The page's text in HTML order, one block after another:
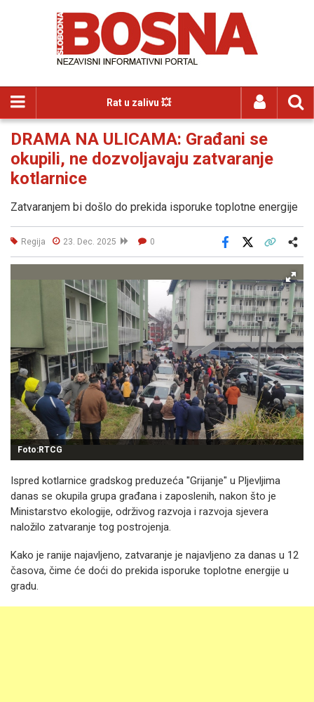
Rat u zalivu 💥
DRAMA NA ULICAMA: Građani se
okupili, ne dozvoljavaju zatvaranje
kotlarnice
Zatvaranjem bi došlo do prekida isporuke toplotne energije
Regija 23. Dec. 2025 0
Facebook
Foto:RTCG
Ispred kotlarnice gradskog preduzeća "Grijanje" u Pljevljima
danas se okupila grupa građana i zaposlenih, nakon što je
Ministarstvo ekologije, održivog razvoja i razvoja sjevera
naložilo zatvaranje tog postrojenja.
Kako je ranije najavljeno, zatvaranje je najavljeno za danas u 12
časova, čime će doći do prekida isporuke toplotne energije u
gradu.